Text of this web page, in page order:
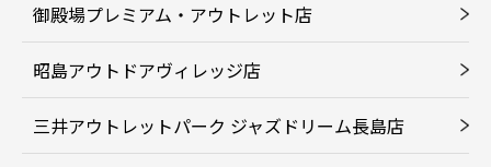
御殿場プレミアム・アウトレット店
昭島アウトドアヴィレッジ店
三井アウトレットパーク ジャズドリーム長島店